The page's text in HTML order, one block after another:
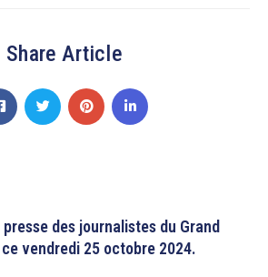
Share Article
des journalistes du Grand
vendredi 25 octobre 2024.